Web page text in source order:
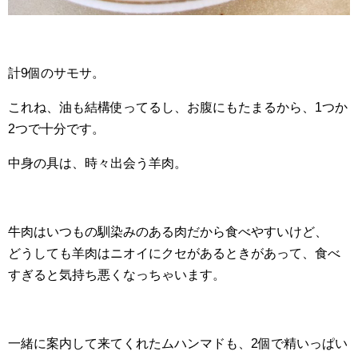
計9個のサモサ。
これね、油も結構使ってるし、お腹にもたまるから、1つか
2つで十分です。
中身の具は、時々出会う羊肉。
牛肉はいつもの馴染みのある肉だから食べやすいけど、
どうしても羊肉はニオイにクセがあるときがあって、食べ
すぎると気持ち悪くなっちゃいます。
一緒に案内して来てくれたムハンマドも、2個で精いっぱい